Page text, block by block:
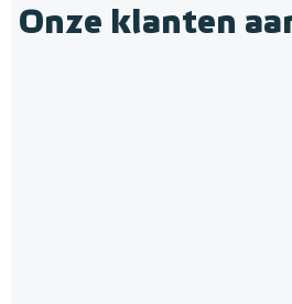
Onze klanten